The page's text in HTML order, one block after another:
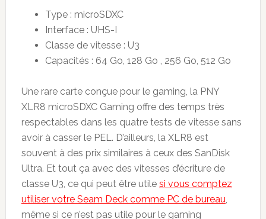
Type : microSDXC
Interface : UHS-I
Classe de vitesse : U3
Capacités : 64 Go, 128 Go , 256 Go, 512 Go
Une rare carte conçue pour le gaming, la PNY
XLR8 microSDXC Gaming offre des temps très
respectables dans les quatre tests de vitesse sans
avoir à casser le PEL. D’ailleurs, la XLR8 est
souvent à des prix similaires à ceux des SanDisk
Ultra. Et tout ça avec des vitesses d’écriture de
classe U3, ce qui peut être utile si vous comptez
utiliser votre Seam Deck comme PC de bureau,
même si ce n’est pas utile pour le gaming